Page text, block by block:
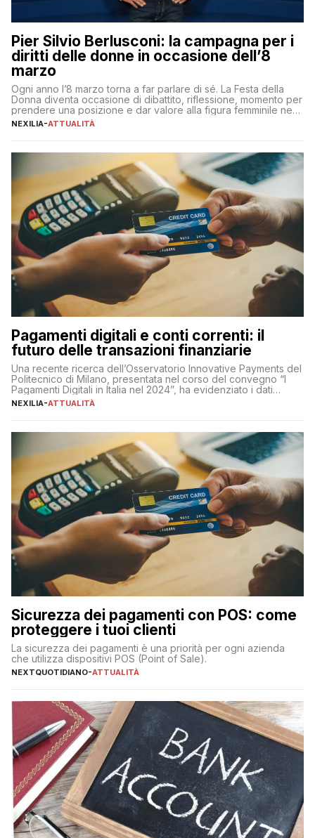
Pier Silvio Berlusconi: la campagna per i
diritti delle donne in occasione dell’8
marzo
Ogni anno l’8 marzo torna a far parlare di sé. La Festa della
Donna diventa occasione di dibattito, riflessione, momento per
prendere una posizione e dar valore alla figura femminile nella
sua complessità e crucialità. A lanciare un messaggio “forte e
NEXILIA-ATTUALITÀ
Pagamenti digitali e conti correnti: il
futuro delle transazioni finanziarie
Una recente ricerca dell’Osservatorio Innovative Payments del
Politecnico di Milano, presentata nel corso del convegno “I
Pagamenti Digitali in Italia nel 2024”, ha evidenziato i dati
definitivi del primo semestre 2024 relativamente alle
NEXILIA-ATTUALITÀ
Sicurezza dei pagamenti con POS: come
proteggere i tuoi clienti
La sicurezza dei pagamenti è una priorità per ogni azienda
che utilizza dispositivi POS (Point of Sale).
NEXTQUOTIDIANO-ATTUALITÀ